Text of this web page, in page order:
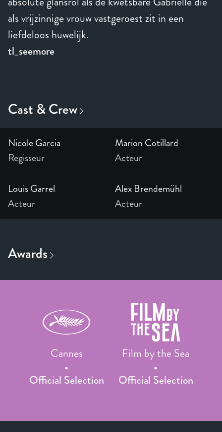
als vrijzinnige vrouw vastgeroest zit in een
liefdeloos huwelijk.
tl_seemore
Nicole Garcia
Regisseur
Marion Cotillard
Acteur
Louis Garrel
Acteur
Alex Brendemühl
Acteur
Cannes
Official Selection
Film by the Sea
Official Selection